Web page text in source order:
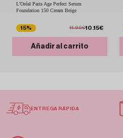
L'Oréal Paris Age Perfect Serum
Foundation 150 Cream Beige
15% 11.90€10.15€
Añadir al carrito
ENTREGA RÁPIDA